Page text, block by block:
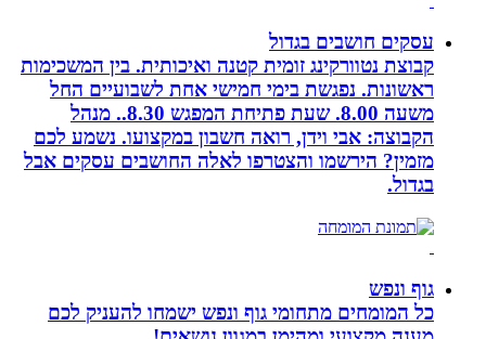
עסקים חושבים בגדול
קבוצת נטוורקינג זומית קטנה ואיכותית. בין המשכימות
ראשונות. נפגשת בימי חמישי אחת לשבועיים החל
משעה 8.00. שעת פתיחת המפגש 8.30.. מנהל
הקבוצה: אבי וידן, רואה חשבון במקצועו. נשמע לכם
מזמין? הירשמו והצטרפו לאלה החושבים עסקים אבל
בגדול.
גוף ונפש
כל המומחים מתחומי גוף ונפש ישמחו להעניק לכם